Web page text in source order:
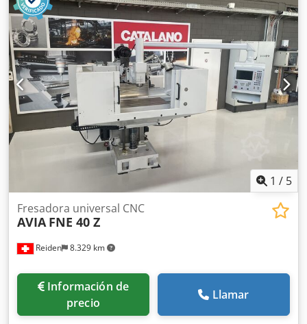
Recorridos: Eje X, ajuste longitudinal, automático / manual
400 / 420 mm Eje Y, ajuste transversal, automático /
manual 220 / 228 mm + carro transversal de 375 mm Eje Z,
ajuste vertical, automático / manual 350 / 380 mm Ajuste
del cono, verticalmente a mano 80 mm Dimensiones de la
máquina (aprox.) 1550 x 1620 x 1850 mm Peso de la
máquina (aprox.) 1300 kg Siegfried Volz
Werkzeugmaschinen Rüschebrinkstr. 151-153 DE - 44143
Dortmund - Wambel / Alemania
1 / 5
Reiden 8.329 km
Fresadora universal CNC
AVIA FNE 40 Z
Información de
precio
Llamar